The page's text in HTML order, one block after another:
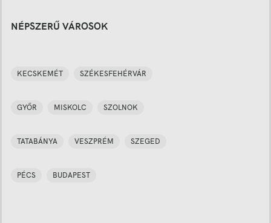
NÉPSZERŰ VÁROSOK
KECSKEMÉT SZÉKESFEHÉRVÁR
GYŐR MISKOLC SZOLNOK
TATABÁNYA VESZPRÉM SZEGED
PÉCS BUDAPEST